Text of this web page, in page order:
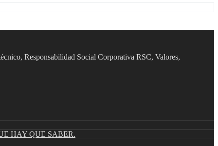
Responsabilidad Social Corporativa RSC, Valores,
HAY QUE SABER.